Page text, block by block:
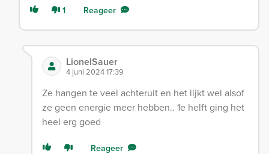
1 Reageer
LionelSauer
4 juni 2024 17:39
Ze hangen te veel achteruit en het lijkt wel alsof
ze geen energie meer hebben.. 1e helft ging het
heel erg goed
Reageer